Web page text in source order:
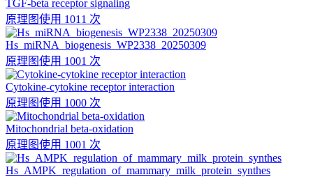
TGF-beta receptor signaling
原理图使用 1011 次
Hs_miRNA_biogenesis_WP2338_20250309
原理图使用 1001 次
Cytokine-cytokine receptor interaction
原理图使用 1000 次
Mitochondrial beta-oxidation
原理图使用 1001 次
Hs_AMPK_regulation_of_mammary_milk_protein_synthes